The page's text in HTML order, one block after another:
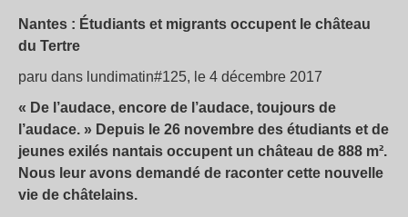
Nantes : Étudiants et migrants occupent le château
du Tertre
paru dans lundimatin#125, le 4 décembre 2017
« De l’audace, encore de l’audace, toujours de
l’audace. » Depuis le 26 novembre des étudiants et de
jeunes exilés nantais occupent un château de 888 m².
Nous leur avons demandé de raconter cette nouvelle
vie de châtelains.